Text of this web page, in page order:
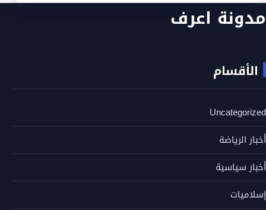
مدونة اعرف
الأقسام
Uncategorized
أخبار الرياضة
أخبار سياسية
إسلاميات